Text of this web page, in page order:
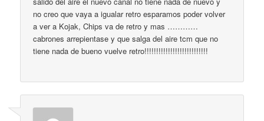
no creo que vaya a igualar retro esparamos poder volver
a ver a Kojak, Chips va de retro y mas …………
cabrones arrepientase y que salga del aire tcm que no
tiene nada de bueno vuelve retro!!!!!!!!!!!!!!!!!!!!!!!!!!!